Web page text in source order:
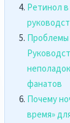
Ретинол
Проблемы
фанатов
Почему
время»